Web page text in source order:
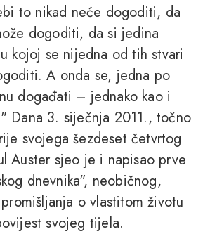
to nikad neće dogoditi, da
dogoditi, da si jedina
kojoj se nijedna od tih stvari
A onda se, jedna po
događati – jednako kao i
Dana 3. siječnja 2011., točno
svojega šezdeset četvrtog
Auster sjeo je i napisao prve
dnevnika", neobičnog,
o vlastitom životu
svojeg tijela.